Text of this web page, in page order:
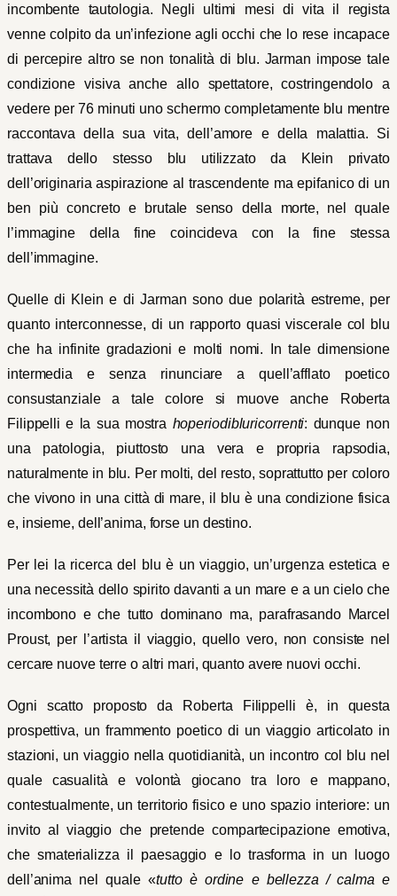
incombente tautologia. Negli ultimi mesi di vita il regista
venne colpito da un’infezione agli occhi che lo rese incapace
di percepire altro se non tonalità di blu. Jarman impose tale
condizione visiva anche allo spettatore, costringendolo a
vedere per 76 minuti uno schermo completamente blu mentre
raccontava della sua vita, dell’amore e della malattia. Si
trattava dello stesso blu utilizzato da Klein privato
dell’originaria aspirazione al trascendente ma epifanico di un
ben più concreto e brutale senso della morte, nel quale
l’immagine della fine coincideva con la fine stessa
dell’immagine.
Quelle di Klein e di Jarman sono due polarità estreme, per
quanto interconnesse, di un rapporto quasi viscerale col blu
che ha infinite gradazioni e molti nomi. In tale dimensione
intermedia e senza rinunciare a quell’afflato poetico
consustanziale a tale colore si muove anche Roberta
Filippelli e la sua mostra hoperiodibluricorrenti: dunque non
una patologia, piuttosto una vera e propria rapsodia,
naturalmente in blu. Per molti, del resto, soprattutto per coloro
che vivono in una città di mare, il blu è una condizione fisica
e, insieme, dell’anima, forse un destino.
Per lei la ricerca del blu è un viaggio, un’urgenza estetica e
una necessità dello spirito davanti a un mare e a un cielo che
incombono e che tutto dominano ma, parafrasando Marcel
Proust, per l’artista il viaggio, quello vero, non consiste nel
cercare nuove terre o altri mari, quanto avere nuovi occhi.
Ogni scatto proposto da Roberta Filippelli è, in questa
prospettiva, un frammento poetico di un viaggio articolato in
stazioni, un viaggio nella quotidianità, un incontro col blu nel
quale casualità e volontà giocano tra loro e mappano,
contestualmente, un territorio fisico e uno spazio interiore: un
invito al viaggio che pretende compartecipazione emotiva,
che smaterializza il paesaggio e lo trasforma in un luogo
dell’anima nel quale «tutto è ordine e bellezza / calma e